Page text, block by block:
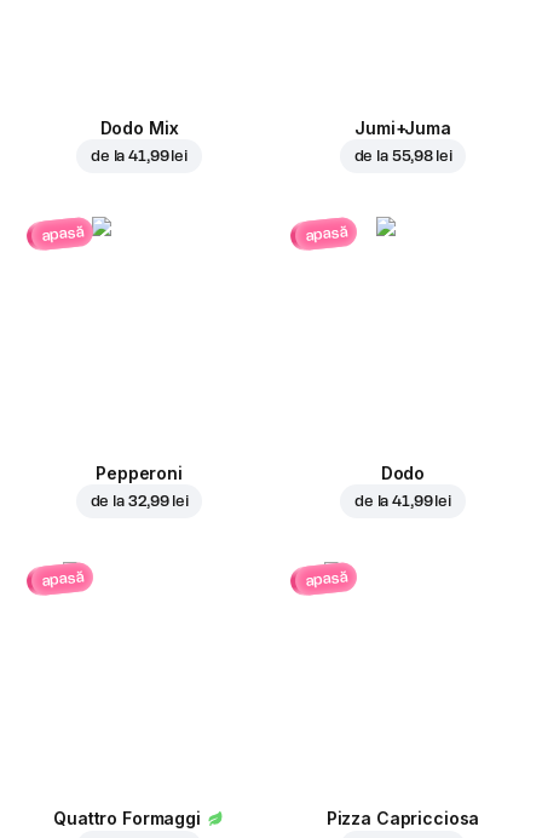
Dodo Mix
de la41,99 lei
Jumi+Juma
de la 55,98 lei
apasă
Pepperoni
de la 32,99 lei
apasă
Dodo
de la41,99 lei
apasă
Quattro Formaggi
apasă
Pizza Capricciosa